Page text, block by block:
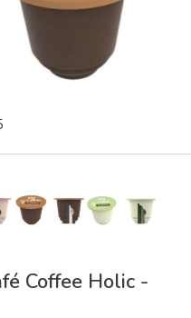
Coffee Holic -